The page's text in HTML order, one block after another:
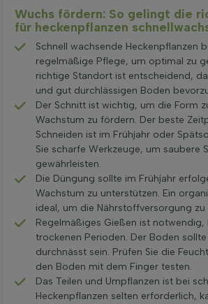
Wuchs fördern: So gelingt die
für heckenpflanzen
Schnell wachsende Heckenpflanzen
regelmäßige Pflege, um optimal zu
richtige Standort ist entscheidend,
und gut durchlässigen Boden
Der Schnitt ist wichtig, um die Form
Wachstum zu fördern. Der beste
Schneiden ist im Frühjahr oder
Sie scharfe Werkzeuge, um saubere
gewährleisten.
Die Düngung sollte im Frühjahr
Wachstum zu unterstützen. Ein
ideal, um die Nährstoffversorgung zu
Regelmäßiges Gießen ist notwendig,
trockenen Perioden. Der Boden
durchnässt sein. Prüfen Sie die
den Boden mit dem Finger testen.
Das Teilen und Umpflanzen ist bei
Heckenpflanzen selten erforderlich,